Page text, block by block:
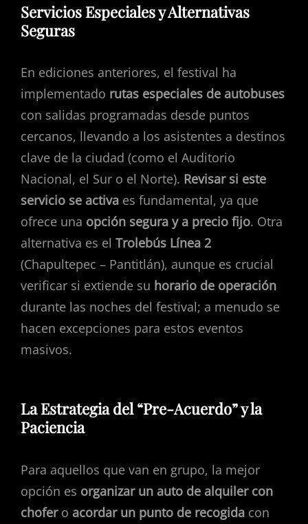
Servicios Especiales y Alternativas
Seguras
En ediciones anteriores, el festival ha
implementado rutas especiales de autobuses
con salidas programadas desde puntos
cercanos, llevando a los asistentes a destinos
clave de la ciudad (como el Auditorio
Nacional, el Sur o el Norte). Revisar si este
servicio se activa es fundamental, ya que
ofrece una opción segura y a precio fijo. Otra
alternativa es el Trolebús Línea 2
(Chapultepec – Pantitlán), aunque es crucial
verificar si extiende su horario de operación
durante las noches del festival; a menudo se
hacen excepciones para estos eventos
masivos.
La Estrategia del “Pre-Acuerdo” y la
Paciencia
Para aquellos que van en grupo, la mejor
opción es organizar un auto de alquiler con
chofero acordar un punto de recogida con